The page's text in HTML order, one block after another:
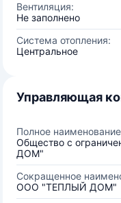
Вентиляция:
Не заполнено
Система отопления:
Центральное
Управляющая
Полное
Общество с
ДОМ"
Сокращенное
ООО "ТЕПЛЫЙ ДОМ"